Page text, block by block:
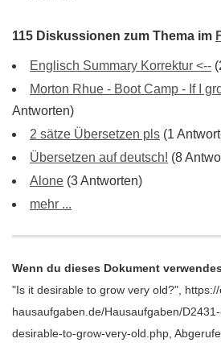
115 Diskussionen zum Thema im
Englisch Summary Korrektur <--
Morton Rhue - Boot Camp - If I
Antworten)
2 sätze Übersetzen pls (1
Übersetzen auf deutsch! (8
Alone (3 Antworten)
mehr ...
Wenn du dieses Dokument
"Is it desirable to grow very old?", https://
hausaufgaben.de/Hausaufgaben/
desirable-to-grow-very-old.php,